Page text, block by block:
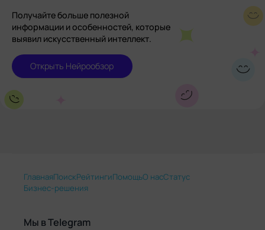
Получайте больше полезной
информации и особенностей, которые
выявил искусственный интеллект.
Открыть Нейрообзор
ГлавнаяПоискРейтингиПомощьО насСтатус
Бизнес-решения
Мы в Telegram